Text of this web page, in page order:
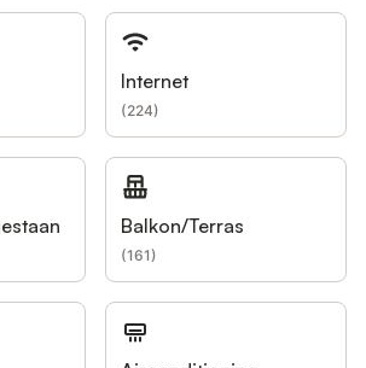
Internet
(224)
Balkon/Terras
(161)